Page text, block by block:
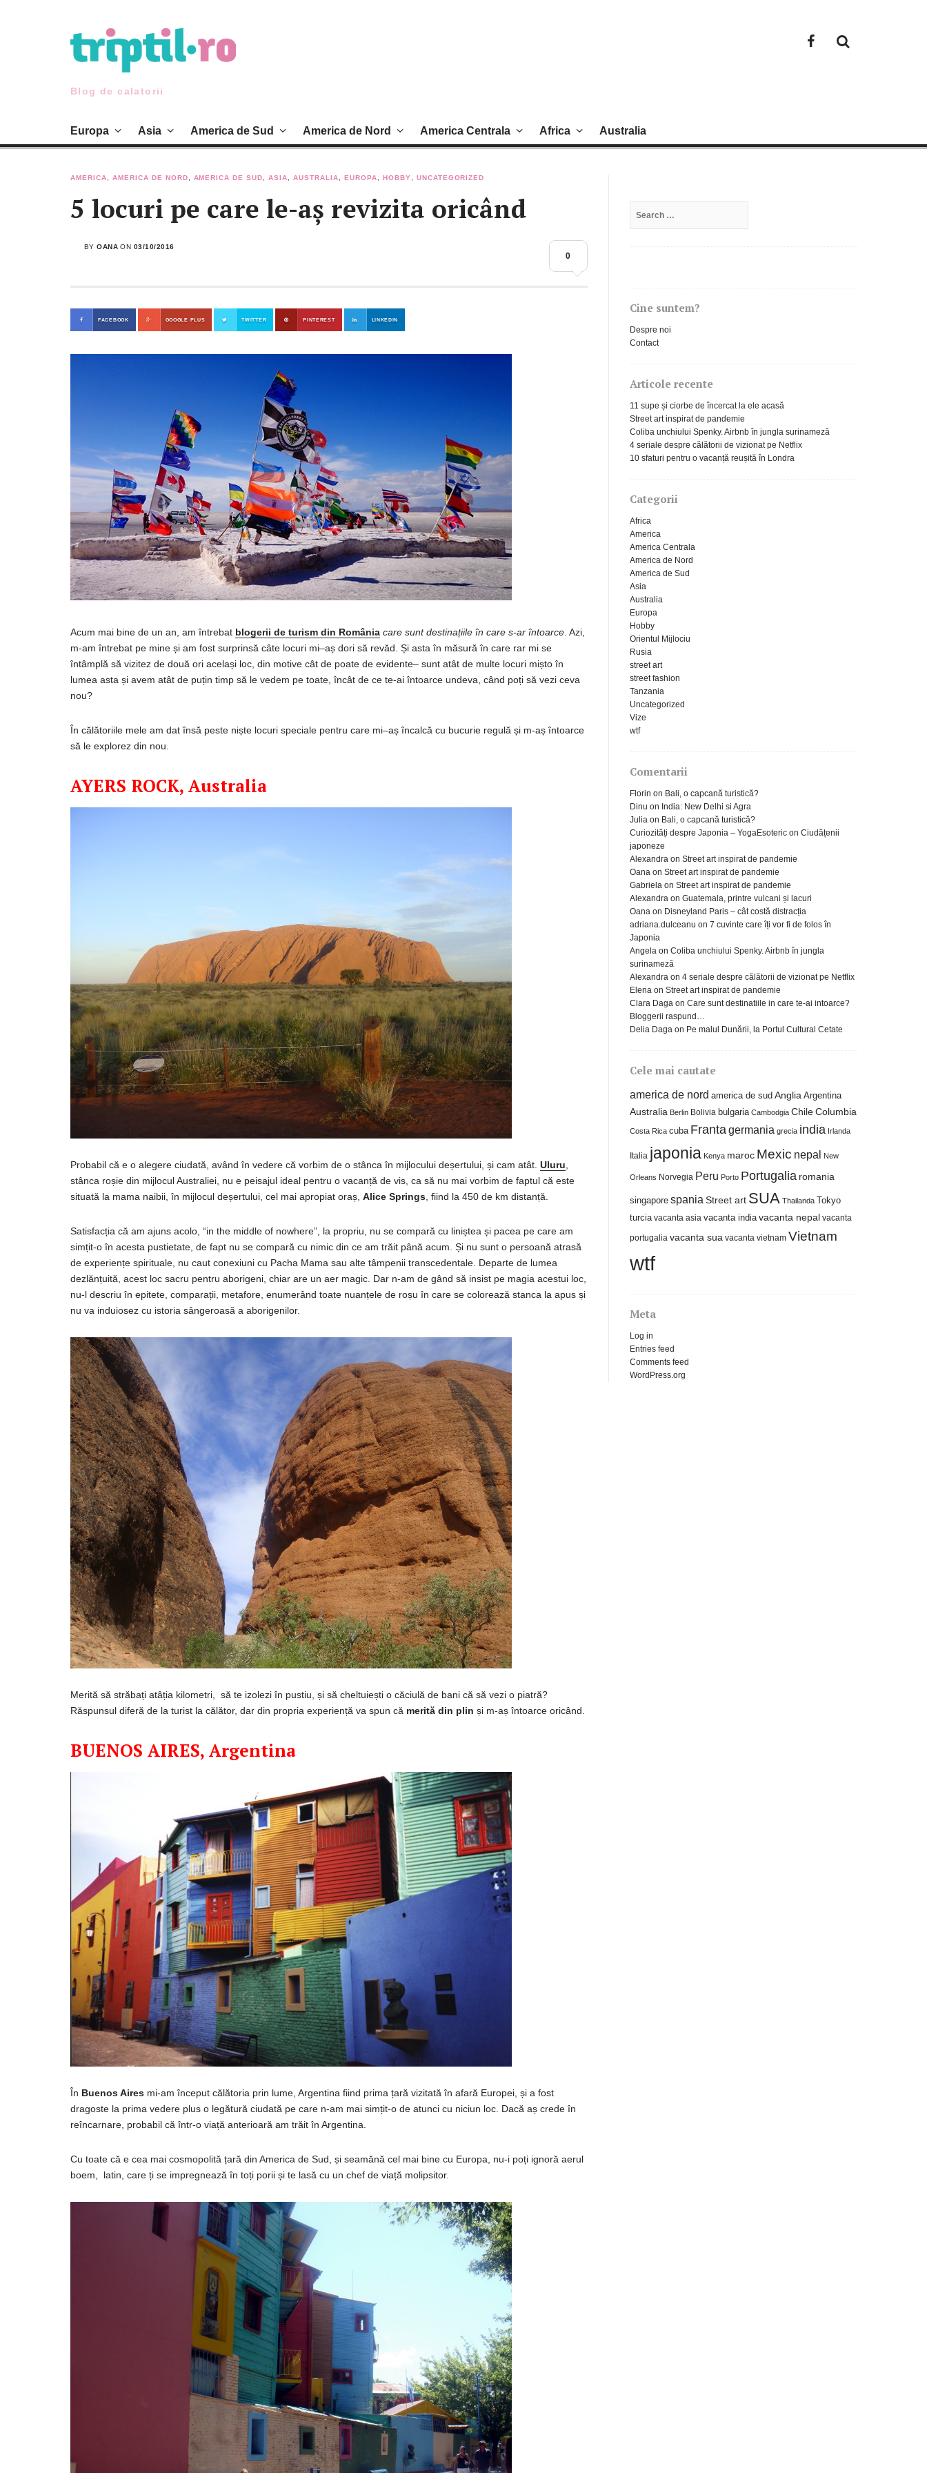
Blog de calatorii
Facebook
Europa Asia America de Sud America de Nord America Centrala Africa Australia
AMERICA AMERICA DE NORD AMERICA DE SUD ,ASIA ,AUSTRALIA EUROPA HOBBY UNCATEGORIZED
5 locuri pe care le-aș revizita oricând
BYOANA ON 03/10/2016
0
FACEBOOK GOOGLE PLUS TWITTER PINTEREST LINKEDIN
Acum mai bine de un an , am întrebat blogerii de turism din România care sunt destinațiile în care s-ar întoarce . Azi,
m-am întrebat pe mine și am fost surprinsă câte locuri mi–aș dori să revăd Și asta în măsură în care rar mi se
întâmplă să vizitez de două ori același loc, din motive cât de poate de evidente– sunt atât de multe locuri mișto în
lumea asta și avem atât de puțin timp să le vedem pe toate, încât de ce te-ai întoarce undeva, când poți să vezi ceva
nou?
În călătoriile mele am dat însă peste niște locuri speciale pentru care mi–aș încalcă cu bucurie regulă și m-aș întoarce
să le explorez din nou.
AYERS ROCK, Australia
Probabil că e o alegere ciudată având în vedere că vorbim de o stânca în mijlocului deșertului și cam atât Uluru
stânca roșie din mijlocul Australiei, nu e peisajul ideal pentru o vacanță de vis ca să nu mai vorbim de faptul că este
situată la mama naibii, în mijlocul deșertului , cel mai apropiat oraș Alice Springs fiind la 450 de km distanță
Satisfacția că am ajuns acolo, “in the middle of nowhere”, la propriu, nu se compară cu liniștea și pacea pe care am
simțit-o în acesta pustietate, de fapt nu se compară cu nimic din ce am trăit până acum. Și nu sunt o persoană atrasă
de experiențe spirituale, nu caut conexiuni cu Pacha Mama sau alte tâmpenii transcedentale. Departe de lumea
dezlănțuită , acest loc sacru pentru aborigeni, chiar are un aer magic. Dar n-am de gând să insist pe magia acestui loc,
nu-l descriu în epitete, comparații , metafore, enumerând toate nuanțele de roșu în care se colorează stanca la apus și
nu va induiosez cu istoria sângeroasă a aborigenilor.
Merită să străbați atâția kilometri, să te izolezi în pustiu și să cheltuiești o căciulă de bani că să vezi o piatră?
Răspunsul diferă de la turist la călător, dar din propria experiență va spun că merită din plin și m-aș întoarce oricând
BUENOS AIRES, Argentina
În Buenos Aires mi-am început călătoria prin lume, Argentina fiind prima țară vizitată în afară Europei, și a fost
dragoste la prima vedere plus o legătură ciudată pe care n-am mai simțit-o de atunci cu niciun loc. Dacă aș crede în
reîncarnare probabil că într-o viață anterioară am trăit în Argentina.
Cu toate că e cea mai cosmopolită țară din America de Sud, și seamănă cel mai bine cu Europa , nu-i poți ignoră aerul
boem, latin, care ți se impregnează în toți porii și te lasă cu un chef de viață molipsitor.
for:
Cine suntem?
Despre noi
Contact
Articole recente
11 supe și ciorbe de încercat la ele acasă
Street art inspirat de pandemie
Coliba unchiului Spenky. Airbnb în jungla surinameză
4 seriale despre călătorii de vizionat pe Netflix
10 sfaturi pentru o vacanță reușită în Londra
Categorii
Africa
America
America Centrala
America de Nord
America de Sud
Asia
Australia
Europa
Hobby
Orientul Mijlociu
Rusia
street art
street fashion
Tanzania
Uncategorized
Vize
wtf
Comentarii
Florin on Bali, o capcană turistică?
Dinu on India: New Delhi si Agra
Julia on Bali, o capcană turistică?
Curiozități despre Japonia – YogaEsoteric on Ciudățenii
japoneze
Alexandra on Street art inspirat de pandemie
Oana on Street art inspirat de pandemie
Gabriela on Street art inspirat de pandemie
Alexandra on Guatemala, printre vulcani și lacuri
Oana on Disneyland Paris – cât costă distracția
adriana.dulceanu on 7 cuvinte care îți vor fi de folos în
Japonia
Angela on Coliba unchiului Spenky. Airbnb în jungla
surinameză
Alexandra on 4 seriale despre călătorii de vizionat pe Netflix
Elena on Street art inspirat de pandemie
Clara Daga on Care sunt destinatiile in care te-ai intoarce?
Bloggerii raspund…
Delia Daga on Pe malul Dunării, la Portul Cultural Cetate
Cele mai cautate
america de nord america de sud Anglia Argentina
Australia Berlin Bolivia bulgaria Cambodgia Chile Columbia
Costa Rica cuba Frantagermania grecia india Irlanda
Italia japonia Kenya maroc Mexic nepal New
Orleans Norvegia Peru Porto Portugalia romania
singapore spania Street art SUA Thailanda Tokyo
turcia vacanta asia vacanta india vacanta nepal vacanta
portugalia vacanta sua vacanta vietnam Vietnam
wtf
Meta
Log in
Entries feed
Comments feed
WordPress.org